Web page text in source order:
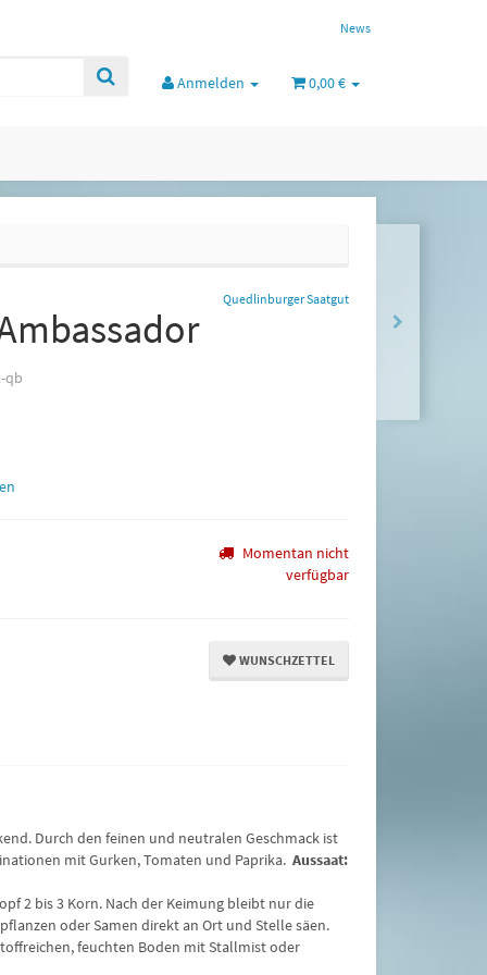
News
Anmelden 0,00 €
Quedlinburger Saatgut
qb
Momentan nicht
verfügbar
WUNSCHZETTEL
Durch den feinen und neutralen Geschmack ist
mit Gurken, Tomaten und Paprika. Aussaat:
2 bis 3 Korn. Nach der Keimung bleibt nur die
oder Samen direkt an Ort und Stelle säen.
feuchten Boden mit Stallmist oder